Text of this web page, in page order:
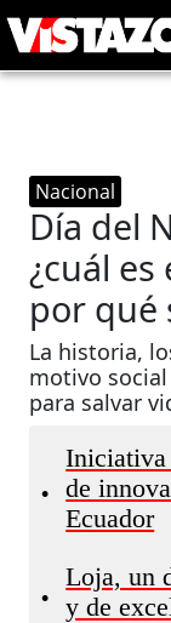
Nacional
Día del
¿cuál
por qué
La historia,
motivo
para salvar
•
Iniciativa
de
Ecuador
•
Loja, un
y de